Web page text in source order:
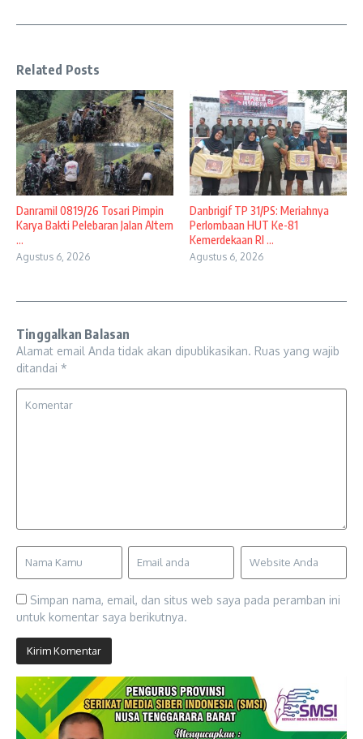
Related Posts
Danramil 0819/26 Tosari Pimpin
Karya Bakti Pelebaran Jalan Altern
...
Agustus 6, 2026
Danbrigif TP 31/PS: Meriahnya
Perlombaan HUT Ke-81
Kemerdekaan RI ...
Agustus 6, 2026
Tinggalkan Balasan
Alamat email Anda tidak akan dipublikasikan. Ruas yang wajib
ditandai *
Simpan nama, email, dan situs web saya pada peramban ini
untuk komentar saya berikutnya.